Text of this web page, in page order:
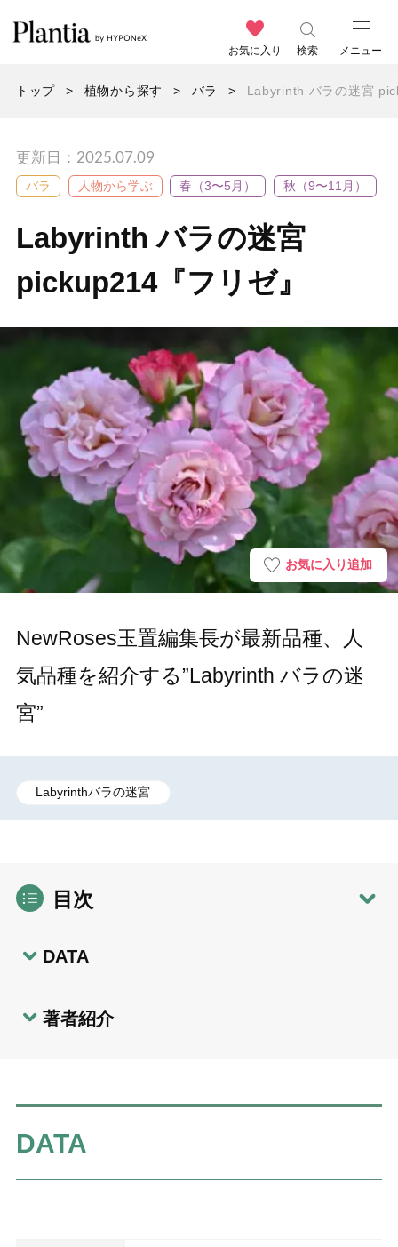
お気に入り 検索 メニュー
トップ 植物から探す バラ Labyrinth バラの迷宮
更新日：2025.07.09
バラ 人物から学ぶ 春（3〜5月） 秋（9〜11月）
Labyrinth バラの迷宮
pickup214『フリゼ』
お気に入り追加
NewRoses玉置編集長が最新品種、人
気品種を紹介する”Labyrinth バラの迷
宮”
Labyrinthバラの迷宮
目次
DATA
著者紹介
DATA